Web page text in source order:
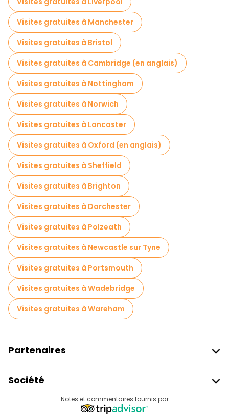
Jeux d'évasion en Londres
Visites gratuites de la guerre en Londres
Croisières en Londres
Musées en Londres
Visites guidées gratuites des graffitis à Londres
Visites pour petits groupes en Londres
Visites de marchés en Londres
Visites gratuites de Harry Potter
Visites de dégustation locales à Londres
Tours de Noël dans Londres
Excursions d'une journée gratuites à Londres
Visites nocturnes gratuites à Londres
Tours à vélo à Londres
Visites gastronomiques à Londres
Visites gratuites à proximité Tower of London
Visites gratuites à proximité Westminster Abbey
Visites gratuites à Manchester
Visites gratuites à Bristol
Visites gratuites à Cambridge (en anglais)
Visites gratuites à Nottingham
Visites gratuites à Norwich
Visites gratuites à Lancaster
Visites gratuites à Oxford (en anglais)
Visites gratuites à Sheffield
Visites gratuites à Brighton
Visites gratuites à Dorchester
Visites gratuites à Polzeath
Visites gratuites à Newcastle sur Tyne
Visites gratuites à Portsmouth
Visites gratuites à Wadebridge
Visites gratuites à Wareham
Partenaires
Connexion Du Fournisseur
Programme D’affiliation
Société
Notes et commentaires fournis par